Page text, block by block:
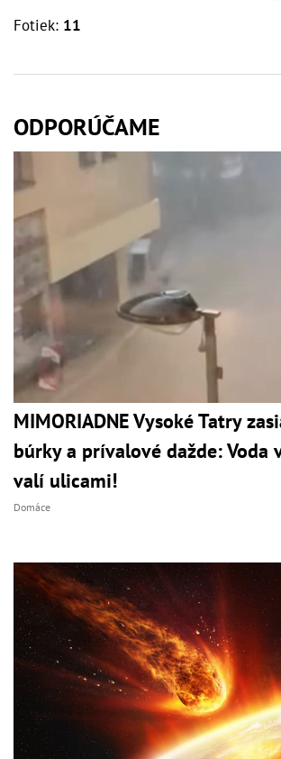
Fotiek: 11
ODPORÚČAME
MIMORIADNE Vysoké Tatry
búrky a prívalové dažde: Voda
valí ulicami!
Domáce